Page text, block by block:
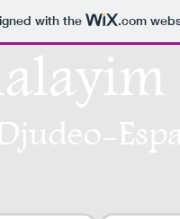
with the .com